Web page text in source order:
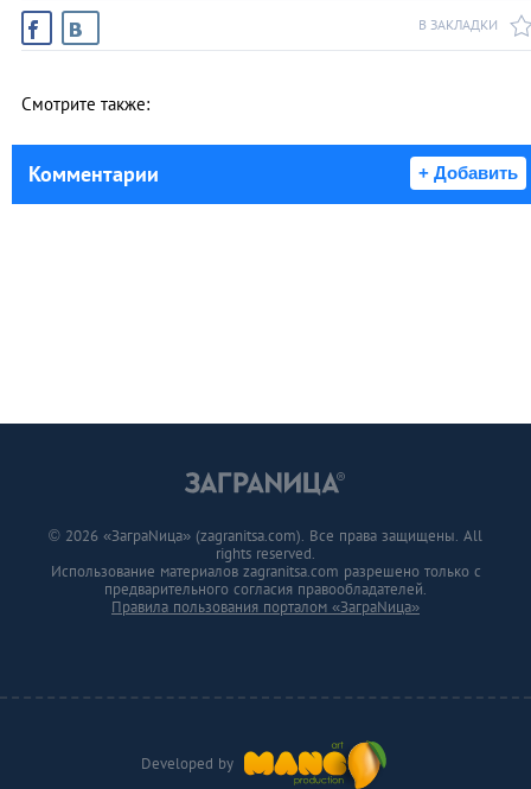
В ЗАКЛАДКИ
Смотрите также:
Комментарии + Добавить
Developed by
© 2026 «ЗаграNица» (zagranitsa.com). Все права защищены. All
rights reserved.
Использование материалов zagranitsa.com разрешено только с
предварительного согласия правообладателей.
Правила пользования порталом «ЗаграNица»